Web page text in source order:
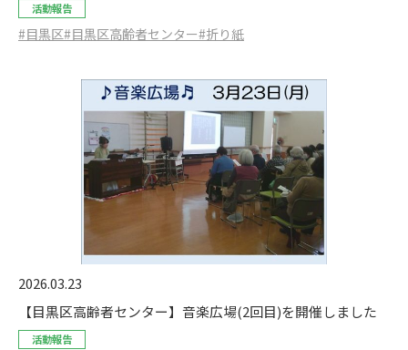
活動報告
#目黒区#目黒区高齢者センター#折り紙
2026.03.23
【目黒区高齢者センター】音楽広場(2回目)を開催しました
活動報告